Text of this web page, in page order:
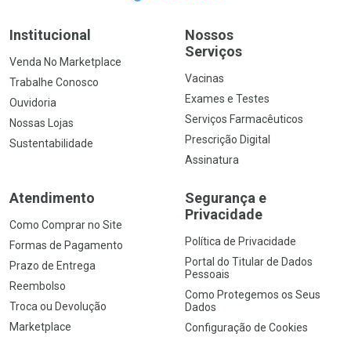
Institucional
Venda No Marketplace
Trabalhe Conosco
Ouvidoria
Nossas Lojas
Sustentabilidade
Nossos
Serviços
Vacinas
Exames e Testes
Serviços Farmacêuticos
Prescrição Digital
Assinatura
Atendimento
Como Comprar no Site
Formas de Pagamento
Prazo de Entrega
Reembolso
Troca ou Devolução
Marketplace
Segurança e
Privacidade
Política de Privacidade
Portal do Titular de Dados
Pessoais
Como Protegemos os Seus
Dados
Configuração de Cookies